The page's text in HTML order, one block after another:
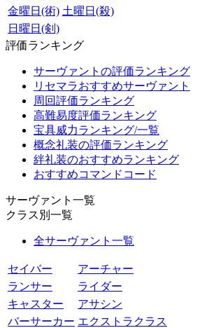
金曜日(術) 土曜日(殺)
日曜日(剣)
評価ランキング
サーヴァントの評価ランキング
リセマラおすすめサーヴァント
周回評価ランキング
高難易度評価ランキング
宝具威力ランキング/一覧
概念礼装の評価ランキング
絆礼装のおすすめランキング
おすすめコマンドコード
サーヴァント一覧
クラス別一覧
全サーヴァント一覧
セイバー
アーチャー
ランサー
ライダー
キャスター
アサシン
バーサーカー エクストラクラス